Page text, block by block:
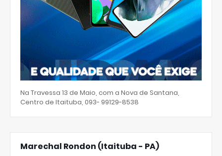
Na Travessa 13 de Maio, com a Nova de Santana,
Centro de Itaituba, 093- 99129-8538
Marechal Rondon (Itaituba - PA)